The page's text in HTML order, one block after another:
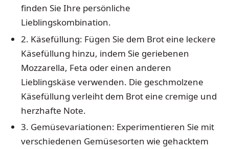
finden Sie Ihre persönliche
Lieblingskombination.
2. Käsefüllung: Fügen Sie dem Brot eine leckere
Käsefüllung hinzu, indem Sie geriebenen
Mozzarella, Feta oder einen anderen
Lieblingskäse verwenden. Die geschmolzene
Käsefüllung verleiht dem Brot eine cremige und
herzhafte Note.
3. Gemüsevariationen: Experimentieren Sie mit
verschiedenen Gemüsesorten wie gehacktem